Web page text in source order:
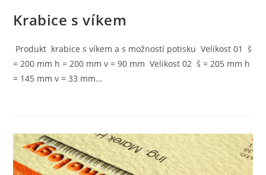
Krabice s víkem
Produkt krabice s víkem a s možností potisku Velikost 01 š
= 200 mm h = 200 mm v = 90 mm Velikost 02 š = 205 mm h
= 145 mm v = 33 mm…